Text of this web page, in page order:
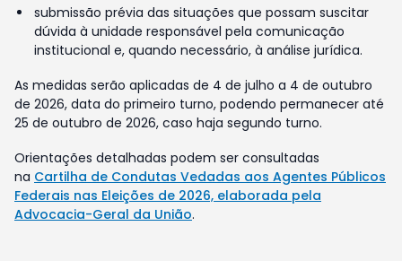
submissão prévia das situações que possam suscitar
dúvida à unidade responsável pela comunicação
institucional e, quando necessário, à análise jurídica.
As medidas serão aplicadas de 4 de julho a 4 de outubro
de 2026, data do primeiro turno, podendo permanecer até
25 de outubro de 2026, caso haja segundo turno.
Orientações detalhadas podem ser consultadas
na Cartilha de Condutas Vedadas aos Agentes Públicos
Federais nas Eleições de 2026, elaborada pela
Advocacia-Geral da União.